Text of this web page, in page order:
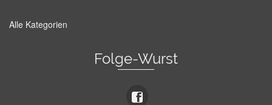
Alle Kategorien
Folge-Wurst